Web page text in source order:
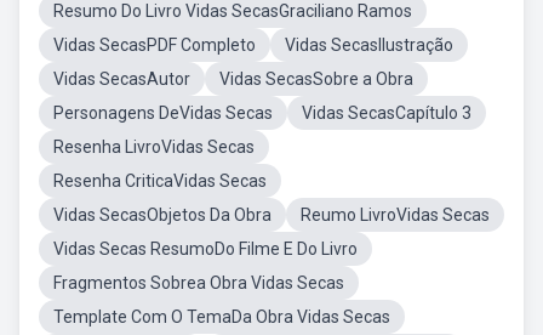
Resumo Do Livro Vidas SecasGraciliano Ramos
Vidas SecasPDF Completo
Vidas SecasIlustração
Vidas SecasAutor
Vidas SecasSobre a Obra
Personagens DeVidas Secas
Vidas SecasCapítulo 3
Resenha LivroVidas Secas
Resenha CriticaVidas Secas
Vidas SecasObjetos Da Obra
Reumo LivroVidas Secas
Vidas Secas ResumoDo Filme E Do Livro
Fragmentos Sobrea Obra Vidas Secas
Template Com O TemaDa Obra Vidas Secas